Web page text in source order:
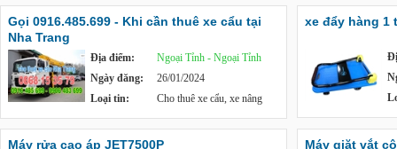
Gọi 0916.485.699 - Khi cần thuê xe cẩu tại
Nha Trang
Địa điểm:
Ngoại Tỉnh - Ngoại Tỉnh
Ngày đăng:
26/01/2024
Loại tin:
Cho thuê xe cẩu, xe nâng
xe đẩy hàng 1
Máy rửa cao áp JET7500P
Máy giặt vắt